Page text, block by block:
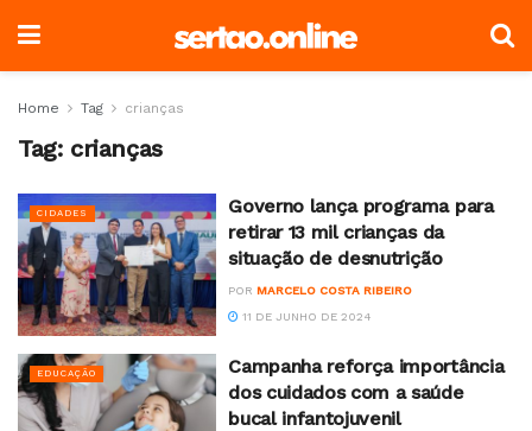
Home Tag crianças
Tag: crianças
CIDADES
Governo lança programa para
retirar 13 mil crianças da
situação de desnutrição
POR MARCELO COSTA RIBEIRO
11 DE JUNHO DE 2024
EDUCAÇÃO
Campanha reforça importância
dos cuidados com a saúde
bucal infantojuvenil